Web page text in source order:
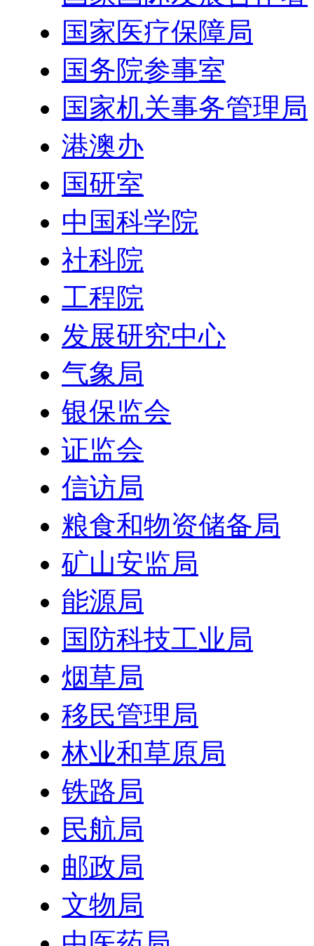
国家医疗保障局
国务院参事室
国家机关事务管理局
港澳办
国研室
中国科学院
社科院
工程院
发展研究中心
气象局
银保监会
证监会
信访局
粮食和物资储备局
矿山安监局
能源局
国防科技工业局
烟草局
移民管理局
林业和草原局
铁路局
民航局
邮政局
文物局